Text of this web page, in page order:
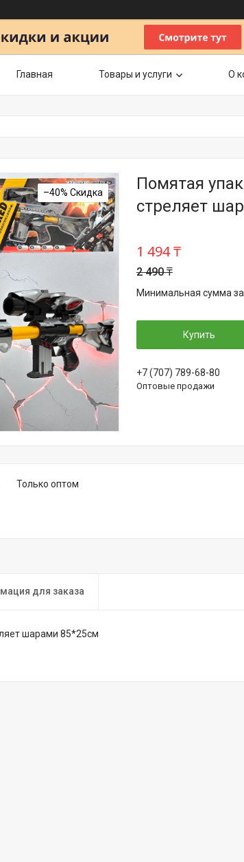
Главная Товары и услуги О
–40%
Помятая
стреляет
2 490 ₸
1 494 ₸
Минимальная сумма
Купить
+7 (707) 789-68-80
Оптовые продажи
Только оптом
для заказа
шарами 85*25см